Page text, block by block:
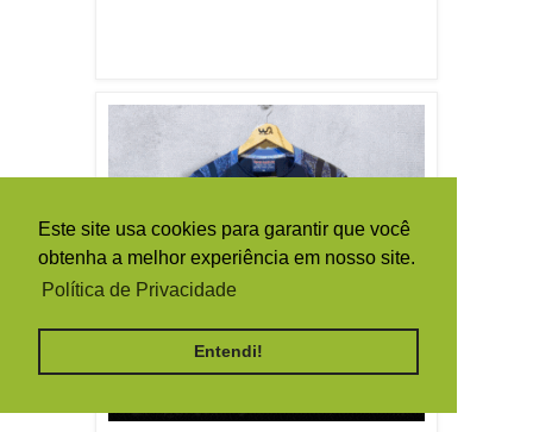
Este site usa cookies para garantir que você
obtenha a melhor experiência em nosso site.
Política de Privacidade
Entendi!